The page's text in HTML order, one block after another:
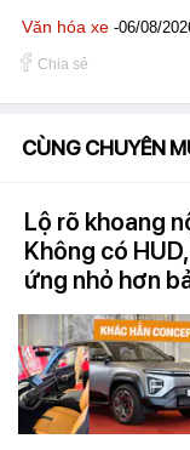
Văn hóa xe -06/08/
Chia sẻ
CÙNG CHUYÊN
Lộ rõ khoang
Không có
ứng nhỏ hơn